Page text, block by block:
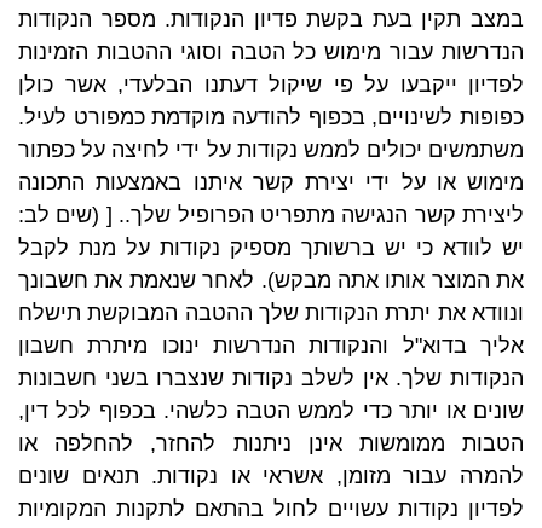
במצב תקין בעת בקשת פדיון הנקודות. מספר הנקודות
הנדרשות עבור מימוש כל הטבה וסוגי ההטבות הזמינות
לפדיון ייקבעו על פי שיקול דעתנו הבלעדי, אשר כולן
כפופות לשינויים, בכפוף להודעה מוקדמת כמפורט לעיל.
משתמשים יכולים לממש נקודות על ידי לחיצה על כפתור
מימוש או על ידי יצירת קשר איתנו באמצעות התכונה
ליצירת קשר הנגישה מתפריט הפרופיל שלך.. [ (שים לב:
יש לוודא כי יש ברשותך מספיק נקודות על מנת לקבל
את המוצר אותו אתה מבקש). לאחר שנאמת את חשבונך
ונוודא את יתרת הנקודות שלך ההטבה המבוקשת תישלח
אליך בדוא"ל והנקודות הנדרשות ינוכו מיתרת חשבון
הנקודות שלך. אין לשלב נקודות שנצברו בשני חשבונות
שונים או יותר כדי לממש הטבה כלשהי. בכפוף לכל דין,
הטבות ממומשות אינן ניתנות להחזר, להחלפה או
להמרה עבור מזומן, אשראי או נקודות. תנאים שונים
לפדיון נקודות עשויים לחול בהתאם לתקנות המקומיות